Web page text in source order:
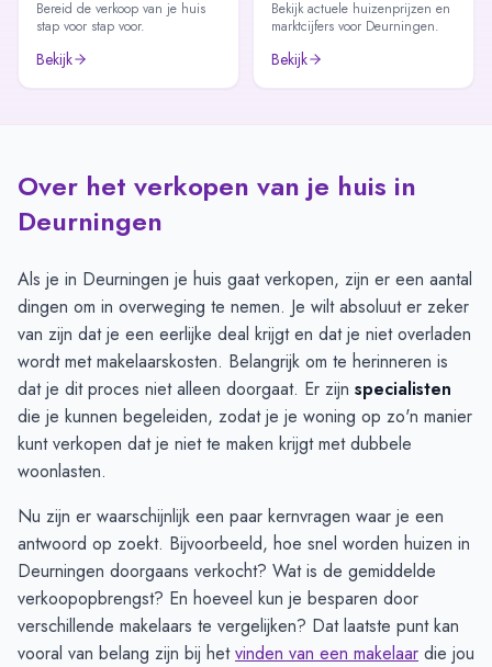
Bereid de verkoop van je huis
stap voor stap voor.
Bekijk
Bekijk actuele huizenprijzen en
marktcijfers voor Deurningen.
Bekijk
Over het verkopen van je huis in
Deurningen
Als je in Deurningen je huis gaat verkopen, zijn er een aantal
dingen om in overweging te nemen. Je wilt absoluut er zeker
van zijn dat je een eerlijke deal krijgt en dat je niet overladen
wordt met makelaarskosten. Belangrijk om te herinneren is
dat je dit proces niet alleen doorgaat. Er zijn specialisten
die je kunnen begeleiden, zodat je je woning op zo'n manier
kunt verkopen dat je niet te maken krijgt met dubbele
woonlasten.
Nu zijn er waarschijnlijk een paar kernvragen waar je een
antwoord op zoekt. Bijvoorbeeld, hoe snel worden huizen in
Deurningen doorgaans verkocht? Wat is de gemiddelde
verkoopopbrengst? En hoeveel kun je besparen door
verschillende makelaars te vergelijken? Dat laatste punt kan
vooral van belang zijn bij hetvinden van een makelaar die jou